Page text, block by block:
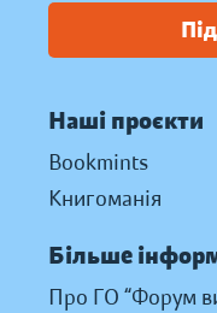
Наші проєкти
Bookmints
Книгоманія
Більше
Про ГО “Форум